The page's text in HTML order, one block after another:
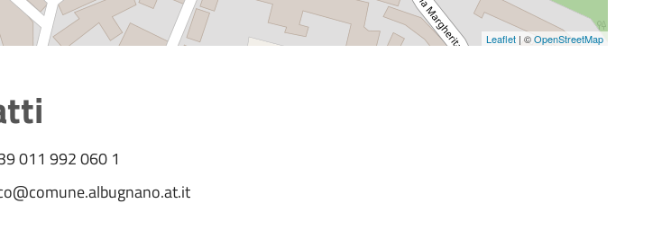
in diritto di proprietà suolo P.I.P.
Attestazione di idoneità alloggio
voltura permesso di Costruire
Leaflet| ©OpenStreetMap
011 992 060 1